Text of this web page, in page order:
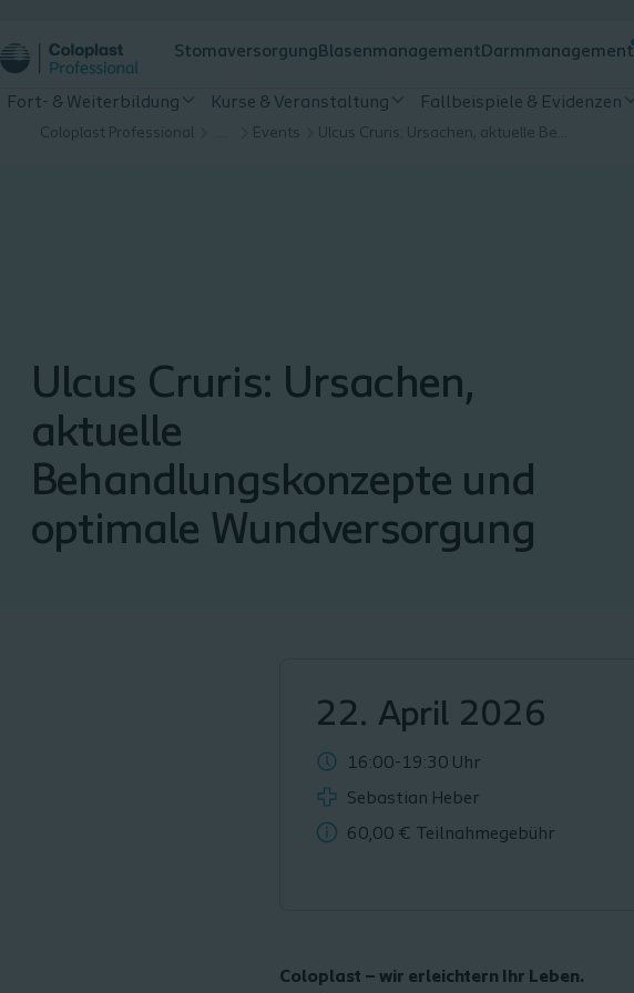
Stomaversorgung Blasenmanagement Darmmanagement
Fort- & Weiterbildung Kurse & Veranstaltung Fallbeispiele & Evidenzen
Coloplast Professional Events
Ulcus Cruris: Ursachen,
aktuelle
Behandlungskonzepte und
optimale Wundversorgung
22. April 2026
16:00-19:30 Uhr
Sebastian Heber
60,00 €
Teilnahmegebühr
Coloplast – wir erleichtern Ihr Leben.